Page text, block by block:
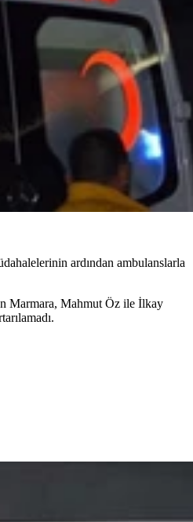
ardından ambulanslarla
Marmara, Mahmut Öz ile İlkay